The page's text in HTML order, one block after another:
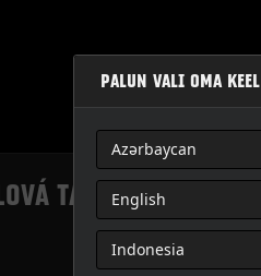
TAŠKA OVERWATCH
PALUN VALI OMA KEEL
Azərbaycan
English
Indonesia